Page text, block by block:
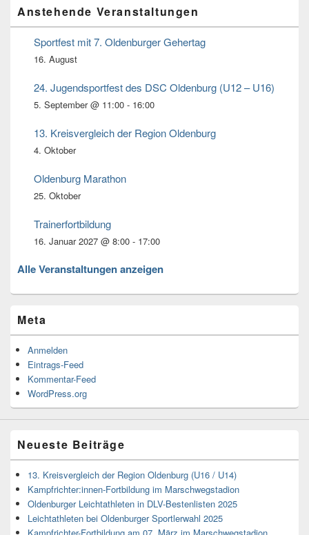
Seitenleisten
Widget-
Bereich
Anstehende Veranstaltungen
Sportfest mit 7. Oldenburger Gehertag
16. August
24. Jugendsportfest des DSC Oldenburg (U12 – U16)
5. September @ 11:00 - 16:00
13. Kreisvergleich der Region Oldenburg
4. Oktober
Oldenburg Marathon
25. Oktober
Trainerfortbildung
16. Januar 2027 @ 8:00 - 17:00
Alle Veranstaltungen anzeigen
Meta
Anmelden
Eintrags-Feed
Kommentar-Feed
WordPress.org
Neueste Beiträge
13. Kreisvergleich der Region Oldenburg (U16 / U14)
Kampfrichter:innen-Fortbildung im Marschwegstadion
Oldenburger Leichtathleten in DLV-Bestenlisten 2025
Leichtathleten bei Oldenburger Sportlerwahl 2025